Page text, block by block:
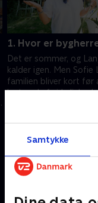
Samtykke
1. Hvor er
Det er sommer, og
kalder igen. Men Sofie
familien bliver kort før
lagt ned af
Andre så også